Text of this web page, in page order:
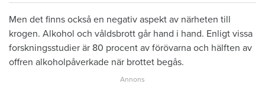
Men det finns också en negativ aspekt av närheten till
krogen. Alkohol och våldsbrott går hand i hand. Enligt vissa
forskningsstudier är 80 procent av förövarna och hälften av
offren alkoholpåverkade när brottet begås.